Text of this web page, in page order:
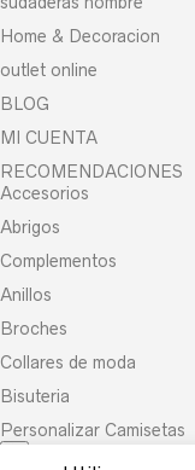
Home & Decoracion
outlet online
BLOG
MI CUENTA
RECOMENDACIONES
Accesorios
Abrigos
Complementos
Anillos
Broches
Collares de moda
Bisuteria
Personalizar Camisetas